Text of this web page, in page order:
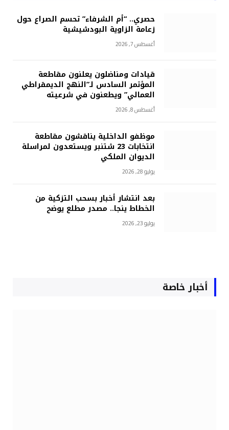
حصري.. “أم الشرفاء” تحسم الصراع حول
زعامة الزاوية البودشيشية
أغسطس 7, 2026
قيادات ومناضلون يعلنون مقاطعة
المؤتمر السادس لـ”النهج الديمقراطي
العمالي” ويطعنون في شرعيته
أغسطس 8, 2026
موظفو الداخلية يناقشون مقاطعة
انتخابات 23 شتنبر ويستعدون لمراسلة
الديوان الملكي
يوليو 28, 2026
بعد انتشار أخبار بسحب التزكية من
الخطاط ينجا.. مصدر مطلع يوضح
يوليو 23, 2026
أخبار خاصة